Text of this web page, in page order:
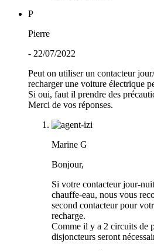
P
Pierre
- 22/07/2022
Peut on utiliser un contacteur
recharger une voiture électrique
Si oui, faut il prendre des
Merci de vos réponses.
Marine G
Bonjour,
Si votre contacteur jour-
chauffe-eau, nous vous
second contacteur pour
recharge.
Comme il y a 2 circuits de
disjoncteurs seront